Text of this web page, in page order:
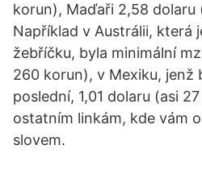
korun), Maďaři 2,58 dolaru
Například v Austrálii, která
žebříčku, byla minimální
260 korun), v Mexiku, jenž
poslední, 1,01 dolaru (asi
ostatním linkám, kde vám
slovem.